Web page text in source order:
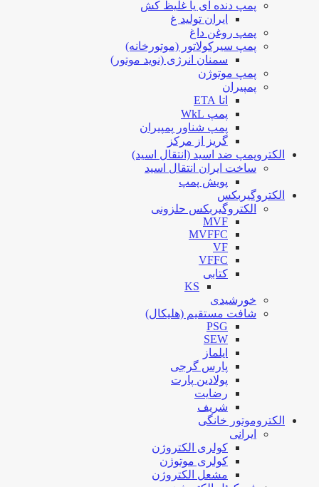
پمپ دنده ای یا غلیظ کش
ایران تولید غ
پمپ روغن داغ
پمپ سیرکولاتور (موتورخانه)
سمنان انرژی (نوید موتور)
پمپ موتوژن
پمپیران
اتا ETA
پمپ WkL
پمپ شناور پمپیران
گریز از مرکز
الکتروپمپ ضد اسید (انتقال اسید)
ساخت ایران انتقال اسید
پویش پمپ
الکتروگیربکس
الکتروگیربکس حلزونی
MVF
MVFFC
VF
VFFC
کتابی
KS
خورشیدی
شافت مستقیم (هلیکال)
PSG
SEW
ایلماز
پارس گرجی
پولادین پارت
رضایت
شریف
الکتروموتور خانگی
ایرانی
کولری الکتروژن
کولری موتوژن
مشعل الکتروژن